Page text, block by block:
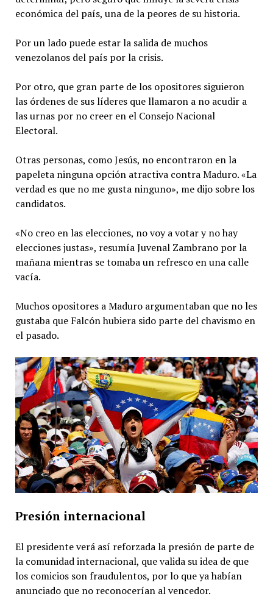
económica del país, una de la peores de su historia.
Por un lado puede estar la salida de muchos
venezolanos del país por la crisis.
Por otro, que gran parte de los opositores siguieron
las órdenes de sus líderes que llamaron a no acudir a
las urnas por no creer en el Consejo Nacional
Electoral.
Otras personas, como Jesús, no encontraron en la
papeleta ninguna opción atractiva contra Maduro. «La
verdad es que no me gusta ninguno», me dijo sobre los
candidatos.
«No creo en las elecciones, no voy a votar y no hay
elecciones justas», resumía Juvenal Zambrano por la
mañana mientras se tomaba un refresco en una calle
vacía.
Muchos opositores a Maduro argumentaban que no les
gustaba que Falcón hubiera sido parte del chavismo en
el pasado.
Presión internacional
El presidente verá así reforzada la presión de parte de
la comunidad internacional, que valida su idea de que
los comicios son fraudulentos, por lo que ya habían
anunciado que no reconocerían al vencedor.